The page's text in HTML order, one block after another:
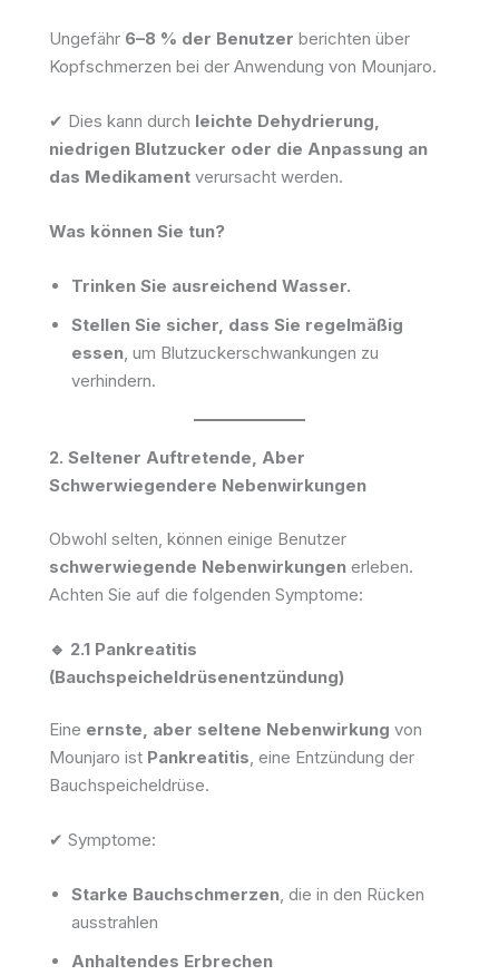
Ungefähr 6–8 % der Benutzer berichten über
Kopfschmerzen bei der Anwendung von Mounjaro.
✔ Dies kann durch leichte Dehydrierung,
niedrigen Blutzucker oder die Anpassung an
das Medikament verursacht werden.
Was können Sie tun?
Trinken Sie ausreichend Wasser.
Stellen Sie sicher, dass Sie regelmäßig
essen , um Blutzuckerschwankungen zu
verhindern.
2. Seltener Auftretende, Aber
Schwerwiegendere Nebenwirkungen
Obwohl selten, können einige Benutzer
schwerwiegende Nebenwirkungen erleben.
Achten Sie auf die folgenden Symptome:
🔹 2.1 Pankreatitis
(Bauchspeicheldrüsenentzündung)
Eine ernste, aber seltene Nebenwirkung von
Mounjaro ist Pankreatitis, eine Entzündung der
Bauchspeicheldrüse.
✔ Symptome:
Starke Bauchschmerzen, die in den Rücken
ausstrahlen
Anhaltendes Erbrechen